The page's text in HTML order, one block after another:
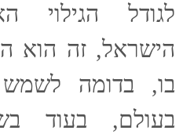
לגודל הגילוי
הישראל, זה הוא
בו, בדומה
בעולם, בעוד